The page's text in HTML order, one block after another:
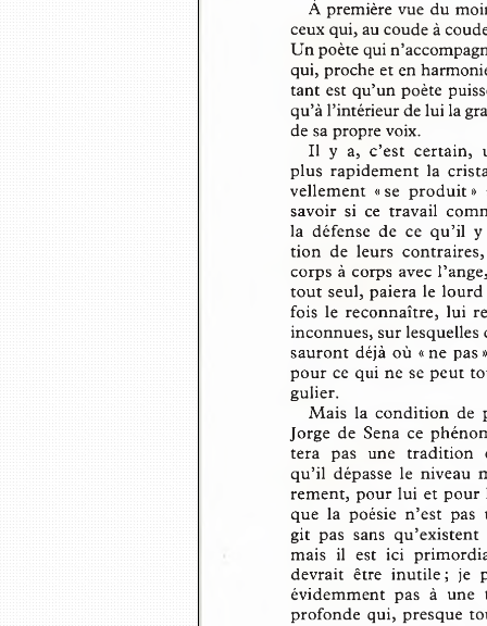
À première vue du
ceux qui, au coude à
Un poète qui
qui, proche et en
tant est qu’un poète
qu’à l’intérieur de lui la
de sa propre voix.
Il  y  a,  c’est
plus  rapidement  la
vellement  « se  produit
savoir  si  ce  travail
la  défense  de  ce  qu’il
tion  de  leurs
corps à corps avec
tout seul, paiera le
fois  le  reconnaître,  lui
inconnues, sur
sauront déjà où « ne
pour ce qui ne se peut
gulier.
Mais  la  condition  de
Jorge  de  Sena  ce
tera  pas  une
qu’il  dépasse  le
rement, pour lui et pour
que  la  poésie  n’est
git  pas  sans
mais  il  est  ici
devrait  être  inutile;  je
évidemment  pas  à
profonde  qui, presque